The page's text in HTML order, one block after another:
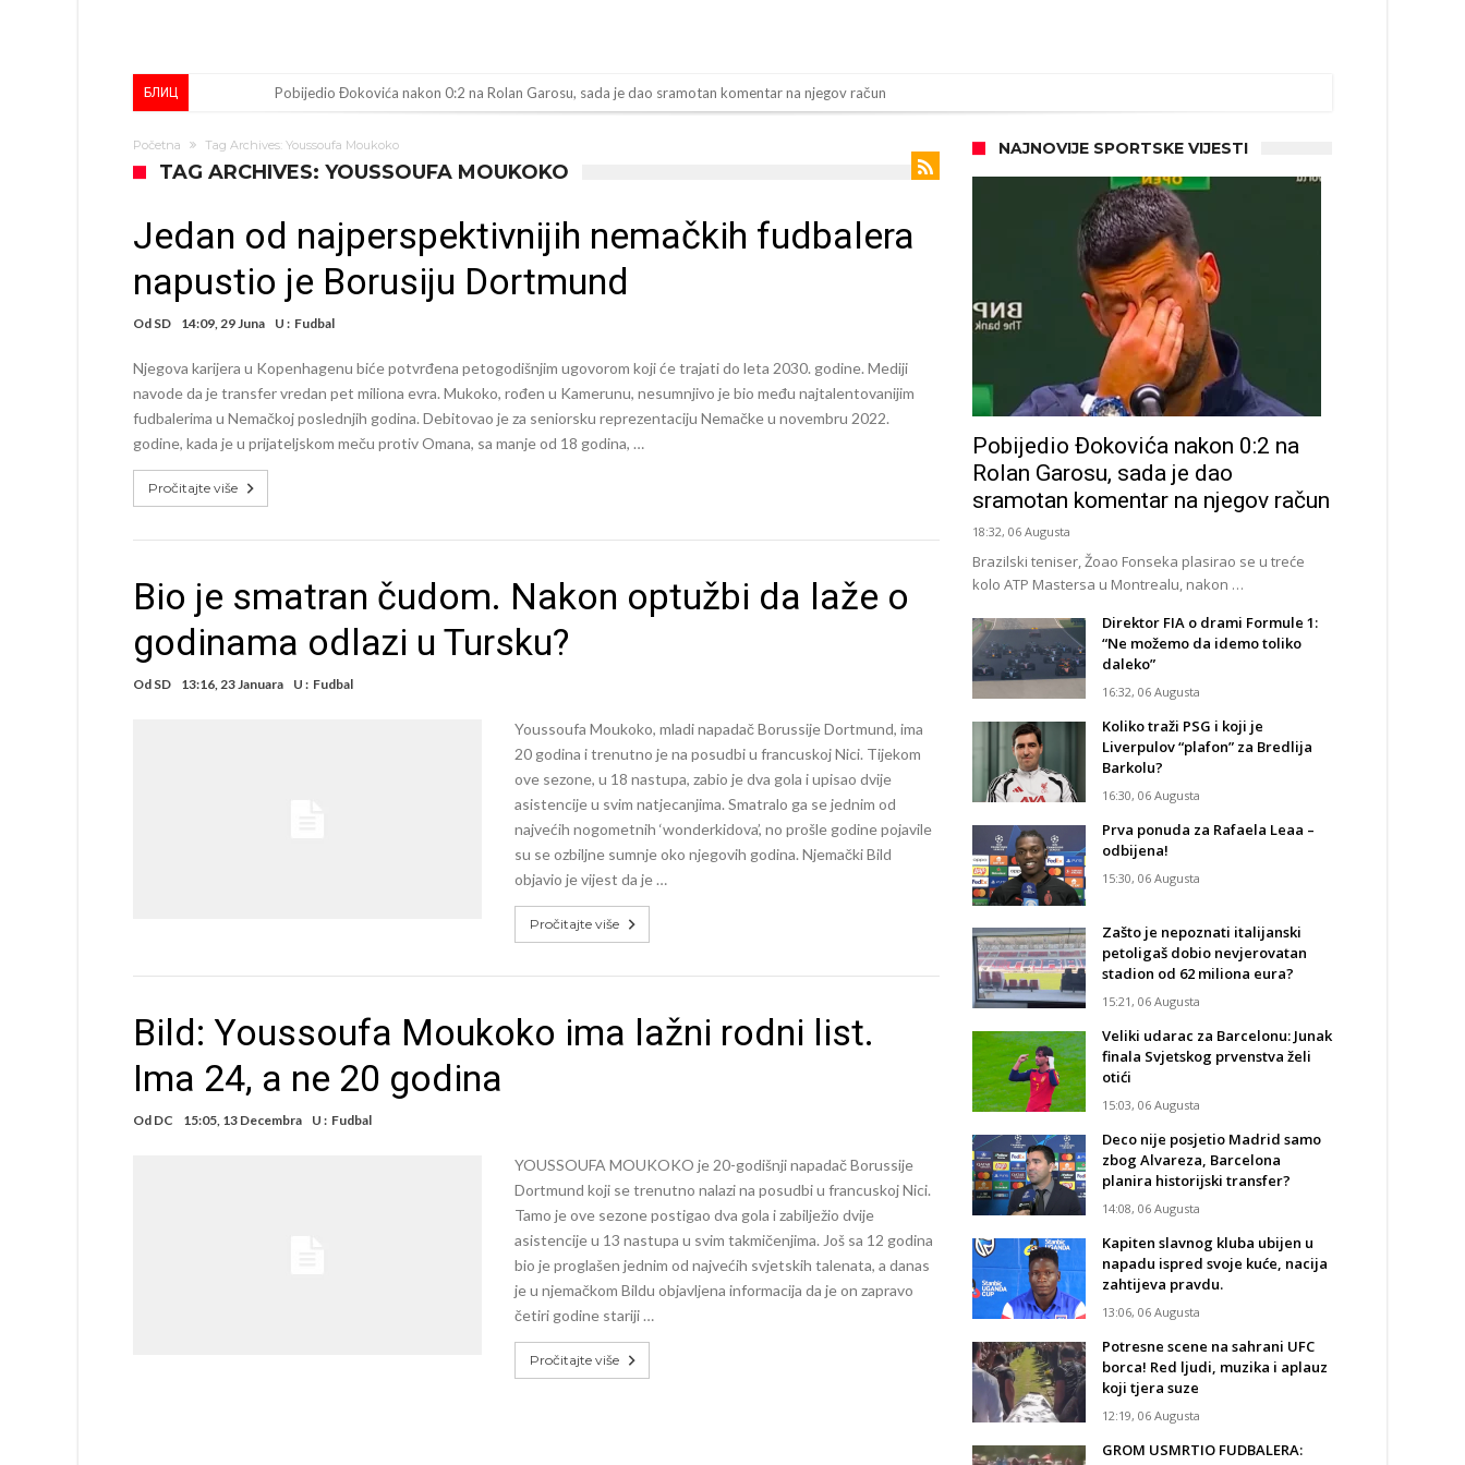
БЛИЦ Pobijedio Đokovića nakon 0:2 na Rolan Garosu, sada je dao sramotan komentar na njegov račun
Koliko traži PSG i koji je Liverpulov “plafon” za Bredlija Barkolu?
Zašto je nepoznati italijanski petoligaš dobio nevjerovatan stadion od 62 miliona eura?
Veliki udarac za Barcelonu: Junak finala Svjetskog prvenstva želi otići
Deco nije posjetio Madrid samo zbog Alvareza, Barcelona planira historijski transfer?
Potresne scene na sahrani UFC borca! Red ljudi, muzika i aplauz koji tjera suze
GROM USMRTIO FUDBALERA: Velika tragedija! Povrijeđeno još 12 igrača!
Početna Tag Archives: Youssoufa Moukoko
TAG ARCHIVES: YOUSSOUFA MOUKOKO
Jedan od najperspektivnijih nemačkih fudbalera
napustio je Borusiju Dortmund
Od SD 14:09, 29 Juna U : Fudbal
Njegova karijera u Kopenhagenu biće potvrđena petogodišnjim ugovorom koji će trajati do leta 2030. godine. Mediji
navode da je transfer vredan pet miliona evra. Mukoko, rođen u Kamerunu, nesumnjivo je bio među najtalentovanijim
fudbalerima u Nemačkoj poslednjih godina. Debitovao je za seniorsku reprezentaciju Nemačke u novembru 2022.
godine, kada je u prijateljskom meču protiv Omana, sa manje od 18 godina, …
Pročitajte više
Bio je smatran čudom. Nakon optužbi da laže o
godinama odlazi u Tursku?
Od SD 13:16, 23 Januara U : Fudbal
Youssoufa Moukoko, mladi napadač Borussije Dortmund, ima
20 godina i trenutno je na posudbi u francuskoj Nici. Tijekom
ove sezone, u 18 nastupa, zabio je dva gola i upisao dvije
asistencije u svim natjecanjima. Smatralo ga se jednim od
najvećih nogometnih ‘wonderkidova’, no prošle godine pojavile
su se ozbiljne sumnje oko njegovih godina. Njemački Bild
objavio je vijest da je …
Pročitajte više
Bild: Youssoufa Moukoko ima lažni rodni list.
Ima 24, a ne 20 godina
Od DC 15:05, 13 Decembra U : Fudbal
YOUSSOUFA MOUKOKO je 20-godišnji napadač Borussije
Dortmund koji se trenutno nalazi na posudbi u francuskoj Nici.
Tamo je ove sezone postigao dva gola i zabilježio dvije
asistencije u 13 nastupa u svim takmičenjima. Još sa 12 godina
bio je proglašen jednim od najvećih svjetskih talenata, a danas
je u njemačkom Bildu objavljena informacija da je on zapravo
četiri godine stariji …
Pročitajte više
NAJNOVIJE SPORTSKE VIJESTI
Pobijedio Đokovića nakon 0:2 na
Rolan Garosu, sada je dao
sramotan komentar na njegov račun
18:32, 06 Augusta
Brazilski teniser, Žoao Fonseka plasirao se u treće
kolo ATP Mastersa u Montrealu, nakon …
Direktor FIA o drami Formule 1:
“Ne možemo da idemo toliko
daleko”
16:32, 06 Augusta
Koliko traži PSG i koji je
Liverpulov “plafon” za Bredlija
Barkolu?
16:30, 06 Augusta
Prva ponuda za Rafaela Leaa –
odbijena!
15:30, 06 Augusta
Zašto je nepoznati italijanski
petoligaš dobio nevjerovatan
stadion od 62 miliona eura?
15:21, 06 Augusta
Veliki udarac za Barcelonu: Junak
finala Svjetskog prvenstva želi
otići
15:03, 06 Augusta
Deco nije posjetio Madrid samo
zbog Alvareza, Barcelona
planira historijski transfer?
14:08, 06 Augusta
Kapiten slavnog kluba ubijen u
napadu ispred svoje kuće, nacija
zahtijeva pravdu.
13:06, 06 Augusta
Potresne scene na sahrani UFC
borca! Red ljudi, muzika i aplauz
koji tjera suze
12:19, 06 Augusta
GROM USMRTIO FUDBALERA: